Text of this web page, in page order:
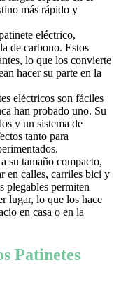
más rápido y
eléctrico,
de carbono. Estos
lo que los convierte
hacer su parte en la
eléctricos son fáciles
han probado uno. Su
y un sistema de
tanto para
su tamaño compacto,
en calles, carriles bici y
plegables permiten
lugar, lo que los hace
en casa o en la
Patinetes